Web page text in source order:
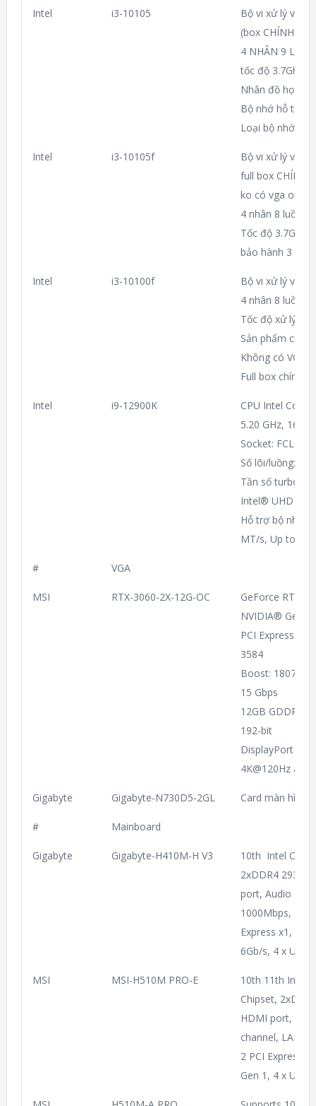
Intel i3-10105
Bộ vi xử lý vi
(box CHÍNH
4 NHÂN 9
tốc độ 3.7Ghz –
Nhân đồ họa
Bộ nhớ hỗ trợ
Loại bộ nhớ
Intel i3-10105f
Bộ vi xử lý vi
full box CHÍNH
ko có vga
4 nhân 8 luồng
Tốc độ 3.7GHZ
bảo hành 3 năm
Intel i3-10100f
Bộ vi xử lý vi
4 nhân 8 luồng
Tốc độ xử lý
Sản phẩm
Không có VGA
Full box chính
Intel i9-12900K
CPU Intel Core
5.20 GHz,
Socket:
Số lõi/luồng: 16/
Tần số turbo tối
Intel® UHD
Hỗ trợ bộ nhớ:
MT/s, Up to
# VGA
MSI RTX-3060-2X-12G-OC
GeForce RTX™
NVIDIA®
PCI Express®
3584
Boost: 1807
15 Gbps
12GB GDDR6
192-bit
DisplayPort x 3
4K@120Hz as
Gigabyte Gigabyte-N730D5-2GL Card màn hình
# Mainboard
Gigabyte Gigabyte-H410M-H V3
10th Intel CPU
2xDDR4
port, Audio 2/4/
1000Mbps, 1 x
Express x1, 1 x
6Gb/s, 4 x USB
MSI MSI-H510M PRO-E
10th 11th Intel
Chipset,
HDMI port,
channel, LAN
2 PCI Express
Gen 1, 4 x USB